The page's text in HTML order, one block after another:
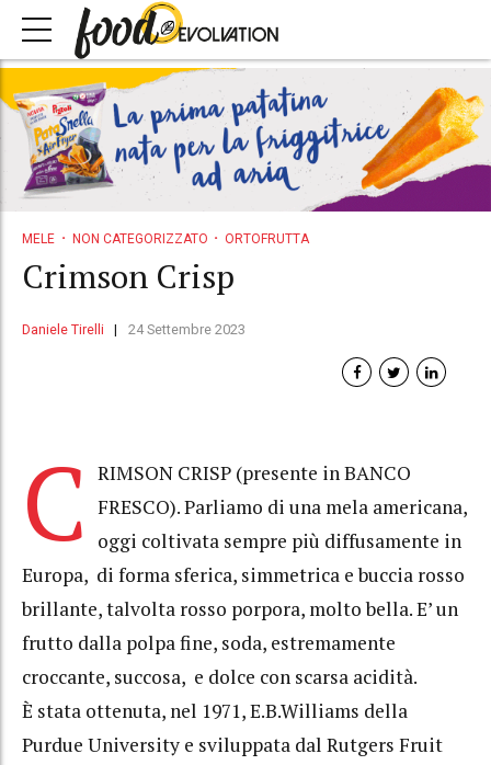
MELE NON CATEGORIZZATO ORTOFRUTTA
Crimson Crisp
Daniele Tirelli 24 Settembre 2023
C
RIMSON CRISP (presente in BANCO
FRESCO). Parliamo di una mela americana,
oggi coltivata sempre più diffusamente in
Europa, di forma sferica, simmetrica e buccia rosso
brillante, talvolta rosso porpora, molto bella. E’ un
frutto dalla polpa fine, soda, estremamente
croccante, succosa, e dolce con scarsa acidità.
È stata ottenuta, nel 1971, E.B.Williams della
Purdue University e sviluppata dal Rutgers Fruit